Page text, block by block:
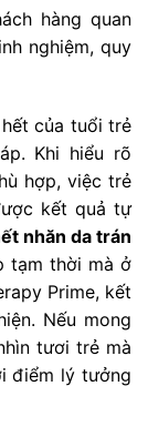
hàng quan
nghiệm, quy
của tuổi trẻ
Khi hiểu rõ
hợp, việc trẻ
kết quả tự
nhăn da trán
tạm thời mà ở
Prime, kết
Nếu mong
tươi trẻ mà
điểm lý tưởng